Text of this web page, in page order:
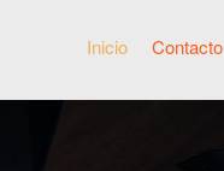
Inicio Contacto